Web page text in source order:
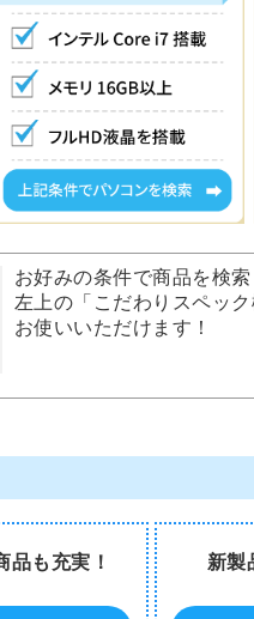
お好みの条件で商品を検
左上の「こだわりスペッ
お使いいただけます！
品も充実！ 新製